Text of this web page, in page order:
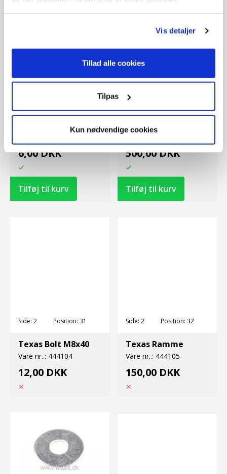
Vis detaljer
Tillad alle cookies
Tilpas
Kun nødvendige cookies
Texas Olieskrue
6,00 DKK
Side:
Texas Hjul venstre
500,00 DKK
Side: 2 Position: 31
Texas Bolt M8x40
Vare nr..: 444104
12,00 DKK
Side: 2 Position: 32
Texas Ramme
Vare nr..: 444105
150,00 DKK